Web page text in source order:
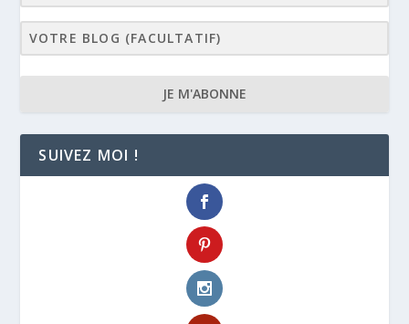
JE M'ABONNE
SUIVEZ MOI !